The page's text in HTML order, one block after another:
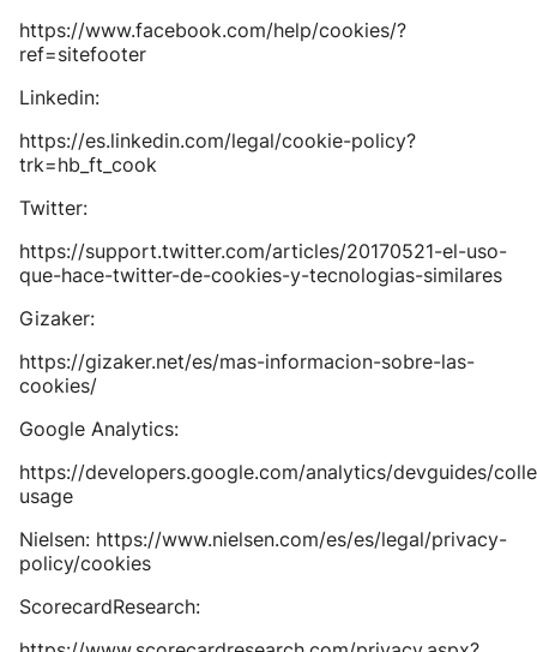
https://www.facebook.com/help/cookies/?
ref=sitefooter
Linkedin:
https://es.linkedin.com/legal/cookie-policy?
trk=hb_ft_cook
Twitter:
https://support.twitter.com/articles/20170521-el-uso-
que-hace-twitter-de-cookies-y-tecnologias-similares
Gizaker:
https://gizaker.net/es/mas-informacion-sobre-las-
cookies/
Google Analytics:
https://developers.google.com/analytics/devguides/
usage
Nielsen: https://www.nielsen.com/es/es/legal/privacy-
policy/cookies
ScorecardResearch: